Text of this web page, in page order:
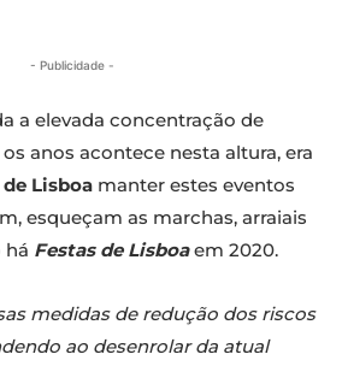
- Publicidade -
a elevada concentração de
anos acontece nesta altura, era
Lisboa manter estes eventos
esqueçam as marchas, arraiais
há Festas de Lisboaem 2020.
medidas de redução dos riscos
ao desenrolar da atual